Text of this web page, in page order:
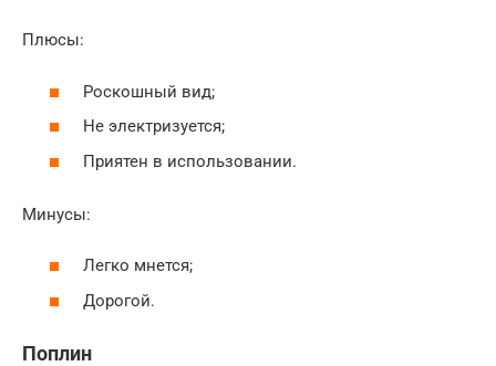
Плюсы:
Роскошный вид;
Не электризуется;
Приятен в использовании.
Минусы:
Легко мнется;
Дорогой.
Поплин